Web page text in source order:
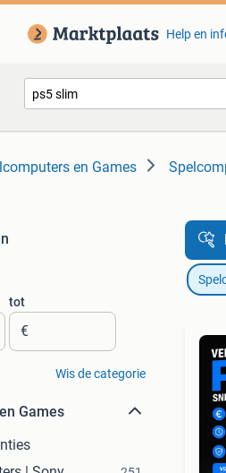
Help en
en Games
tot
€
Wis de categorie
Games